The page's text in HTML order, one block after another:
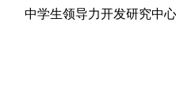
中学生领导力